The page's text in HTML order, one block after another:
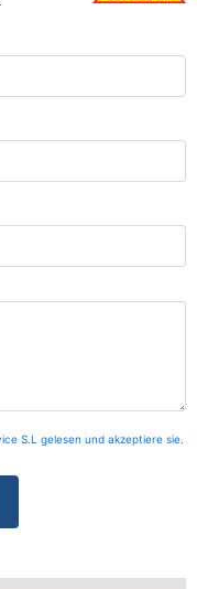
S.L gelesen und akzeptiere sie.